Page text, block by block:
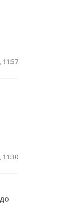
11:57
11:30